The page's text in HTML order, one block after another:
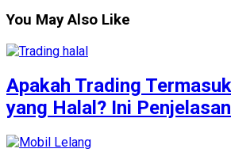
You May Also Like
Apakah Trading
yang Halal? Ini